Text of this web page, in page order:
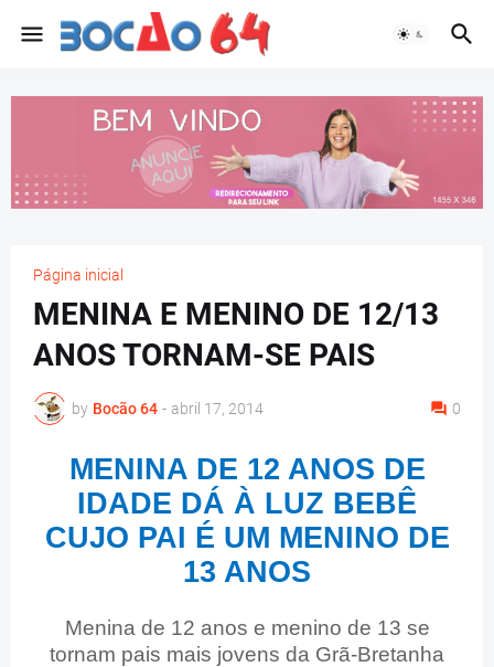
Página inicial
MENINA E MENINO DE 12/13
ANOS TORNAM-SE PAIS
by Bocão 64 - abril 17, 2014 0
MENINA DE 12 ANOS DE
IDADE DÁ À LUZ BEBÊ
CUJO PAI É UM MENINO DE
13 ANOS
Menina de 12 anos e menino de 13 se
tornam pais mais jovens da Grã-Bretanha